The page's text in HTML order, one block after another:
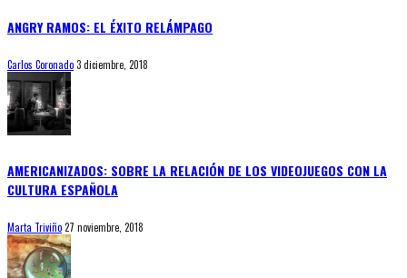
ANGRY RAMOS: EL ÉXITO RELÁMPAGO
Carlos Coronado3 diciembre, 2018
AMERICANIZADOS: SOBRE LA RELACIÓN DE LOS VIDEOJUEGOS CON LA
CULTURA ESPAÑOLA
Marta Triviño27 noviembre, 2018